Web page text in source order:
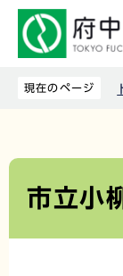
先
す
現在のページ
文
か
市立小